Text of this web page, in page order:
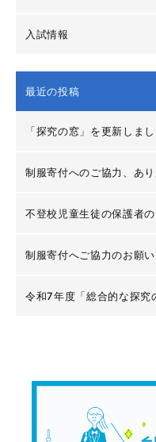
入試情報
最近の投稿
「探究の窓」を更新しまし
制服寄付へのご協力、あ
不登校児童生徒の保護者
制服寄付へご協力のお願い
令和7年度「総合的な探究